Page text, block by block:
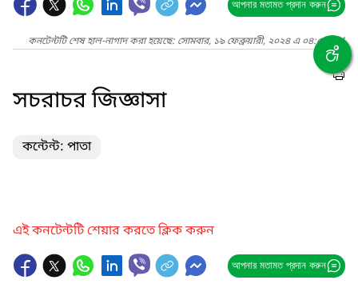
আপনার মতামত প্রদান করুন
কনটেন্টটি শেষ হাল-নাগাদ করা হয়েছে: সোমবার, ১৯ ফেব্রুয়ারী, ২০২৪ এ ০৪:৫১ PM
সচরাচর জিজ্ঞাসা
কন্টেন্ট: পাতা
এই কনটেন্টটি শেয়ার করতে ক্লিক করুন
আপনার মতামত প্রদান করুন